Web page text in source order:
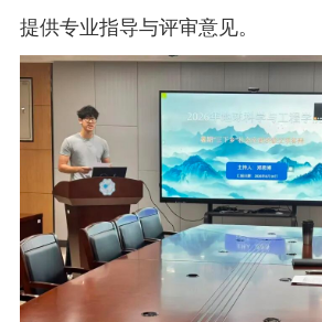
提供专业指导与评审意见。